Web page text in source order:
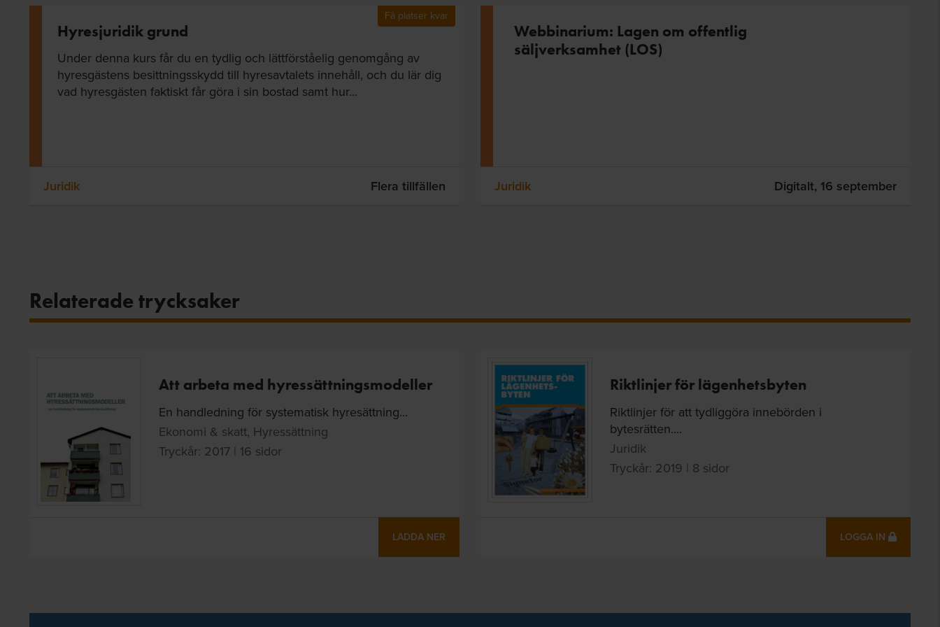
Få platser kvar
Hyresjuridik grund
Under denna kurs får du en tydlig och lättförståelig genomgång av
hyresgästens besittningsskydd till hyresavtalets innehåll, och du lär dig
vad hyresgästen faktiskt får göra i sin bostad samt hur...
Juridik Flera tillfällen
Webbinarium: Lagen om offentlig
säljverksamhet (LOS)
Juridik Digitalt, 16 september
Relaterade trycksaker
Att arbeta med hyressättningsmodeller
En handledning för systematisk hyresättning...
Ekonomi & skatt, Hyressättning
Tryckår: 2017 | 16 sidor
LADDA NER
Riktlinjer för lägenhetsbyten
Riktlinjer för att tydliggöra innebörden i
bytesrätten....
Juridik
Tryckår: 2019 | 8 sidor
LOGGA IN